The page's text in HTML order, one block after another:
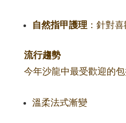
自然指甲護理 ：針對
流行趨勢
今年沙龍中最受歡迎的包
溫柔法式漸變